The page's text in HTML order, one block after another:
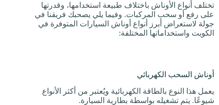
تختلف أنواع الأوناش باختلاف طبيعة استخدامها، وقدرتها
على رفع أو سحب المركبات. وفيما يلي يصحبك فريقنا في
جولة لاستعراض أبرز أنواع أوناش السيارات المتوفرة في
الكويت واستخداماتها المختلفة:
أوناش السحب الكهربائي
يعمل هذا النوع بالطاقة الكهربائية ويُعتبر من أكثر الأنواع
شيوعًا. يتم تشغيله بواسطة بطارية السيارة.